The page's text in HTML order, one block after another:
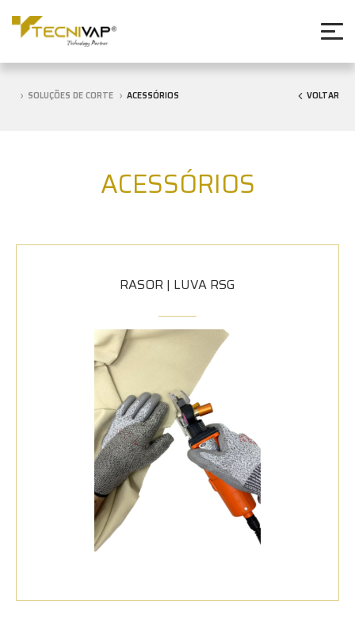
SOLUÇÕES DE CORTE ACESSÓRIOS VOLTAR
ACESSÓRIOS
RASOR | LUVA RSG